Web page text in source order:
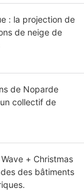
: la projection de
de neige de
de Noparde
collectif de
+ Christmas
des bâtiments